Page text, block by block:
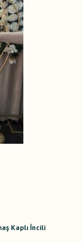
Kaplı İncili